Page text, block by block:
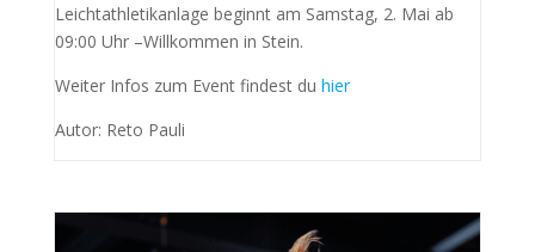
Leichtathletikanlage beginnt am Samstag, 2. Mai ab
09:00 Uhr –Willkommen in Stein.
Weiter Infos zum Event findest du hier
Autor: Reto Pauli